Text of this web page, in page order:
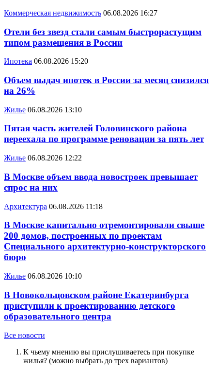
Коммерческая недвижимость 06.08.2026 16:27
Отели без звезд стали самым быстрорастущим
типом размещения в России
Ипотека 06.08.2026 15:20
Объем выдач ипотек в России за месяц снизился
на 26%
Жилье 06.08.2026 13:10
Пятая часть жителей Головинского района
переехала по программе реновации за пять лет
Жилье 06.08.2026 12:22
В Москве объем ввода новостроек превышает
спрос на них
Архитектура 06.08.2026 11:18
В Москве капитально отремонтировали свыше
200 домов, построенных по проектам
Специального архитектурно-конструкторского
бюро
Жилье 06.08.2026 10:10
В Новокольцовском районе Екатеринбурга
приступили к проектированию детского
образовательного центра
Все новости
К чьему мнению вы прислушиваетесь при покупке
жилья? (можно выбрать до трех вариантов)